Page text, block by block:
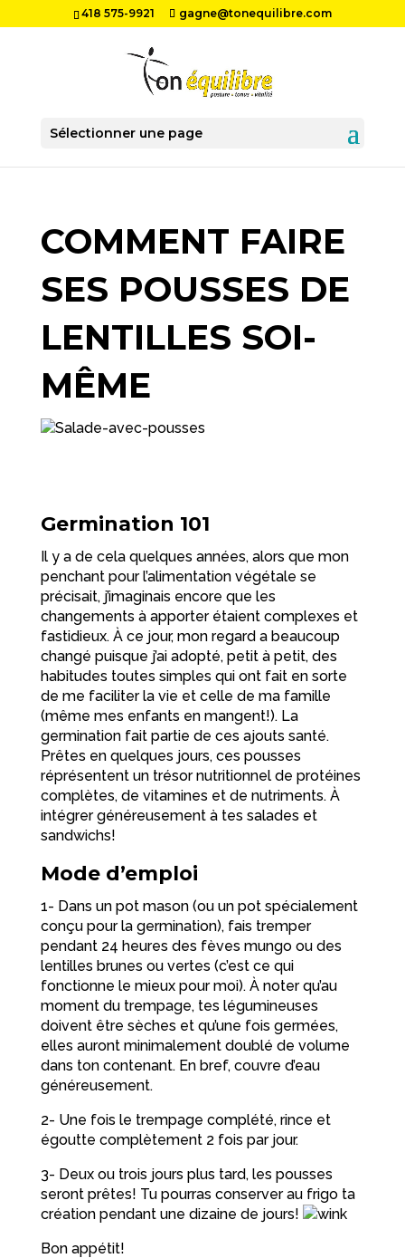
418 575-9921 gagne@tonequilibre.com
Sélectionner une page
COMMENT FAIRE
SES POUSSES DE
LENTILLES SOI-
MÊME
Germination 101
Il y a de cela quelques années, alors que mon
penchant pour l’alimentation végétale se
précisait, j’imaginais encore que les
changements à apporter étaient complexes et
fastidieux. À ce jour, mon regard a beaucoup
changé puisque j’ai adopté, petit à petit, des
habitudes toutes simples qui ont fait en sorte
de me faciliter la vie et celle de ma famille
(même mes enfants en mangent!). La
germination fait partie de ces ajouts santé.
Prêtes en quelques jours, ces pousses
réprésentent un trésor nutritionnel de protéines
complètes, de vitamines et de nutriments. À
intégrer généreusement à tes salades et
sandwichs!
Mode d’emploi
1- Dans un pot mason (ou un pot spécialement
conçu pour la germination), fais tremper
pendant 24 heures des fèves mungo ou des
lentilles brunes ou vertes (c’est ce qui
fonctionne le mieux pour moi). À noter qu’au
moment du trempage, tes légumineuses
doivent être sèches et qu’une fois germées,
elles auront minimalement doublé de volume
dans ton contenant. En bref, couvre d’eau
généreusement.
2- Une fois le trempage complété, rince et
égoutte complètement 2 fois par jour.
3- Deux ou trois jours plus tard, les pousses
seront prêtes! Tu pourras conserver au frigo ta
création pendant une dizaine de jours!
Bon appétit!